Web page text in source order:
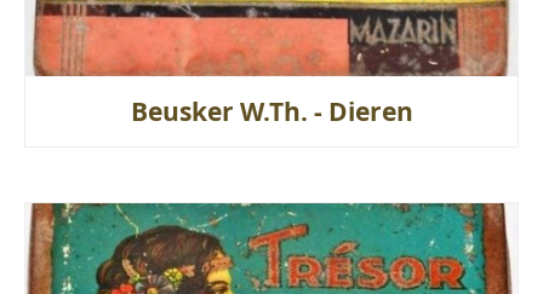
Beusker W.Th. - Dieren